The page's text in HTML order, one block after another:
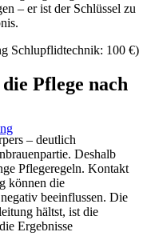
– er ist der Schlüssel zu
Schlupflidtechnik: 100 €)
Pflege nach
– deutlich
Deshalb
Pflegeregeln. Kontakt
können die
beeinflussen. Die
hältst, ist die
Ergebnisse